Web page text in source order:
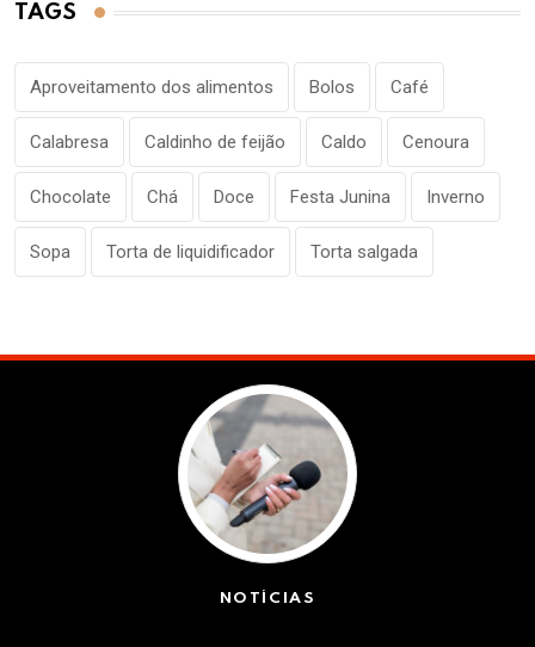
TAGS
Aproveitamento dos alimentos Bolos Café
Calabresa Caldinho de feijão Caldo Cenoura
Chocolate Chá Doce Festa Junina Inverno
Sopa Torta de liquidificador Torta salgada
NOTÍCIAS